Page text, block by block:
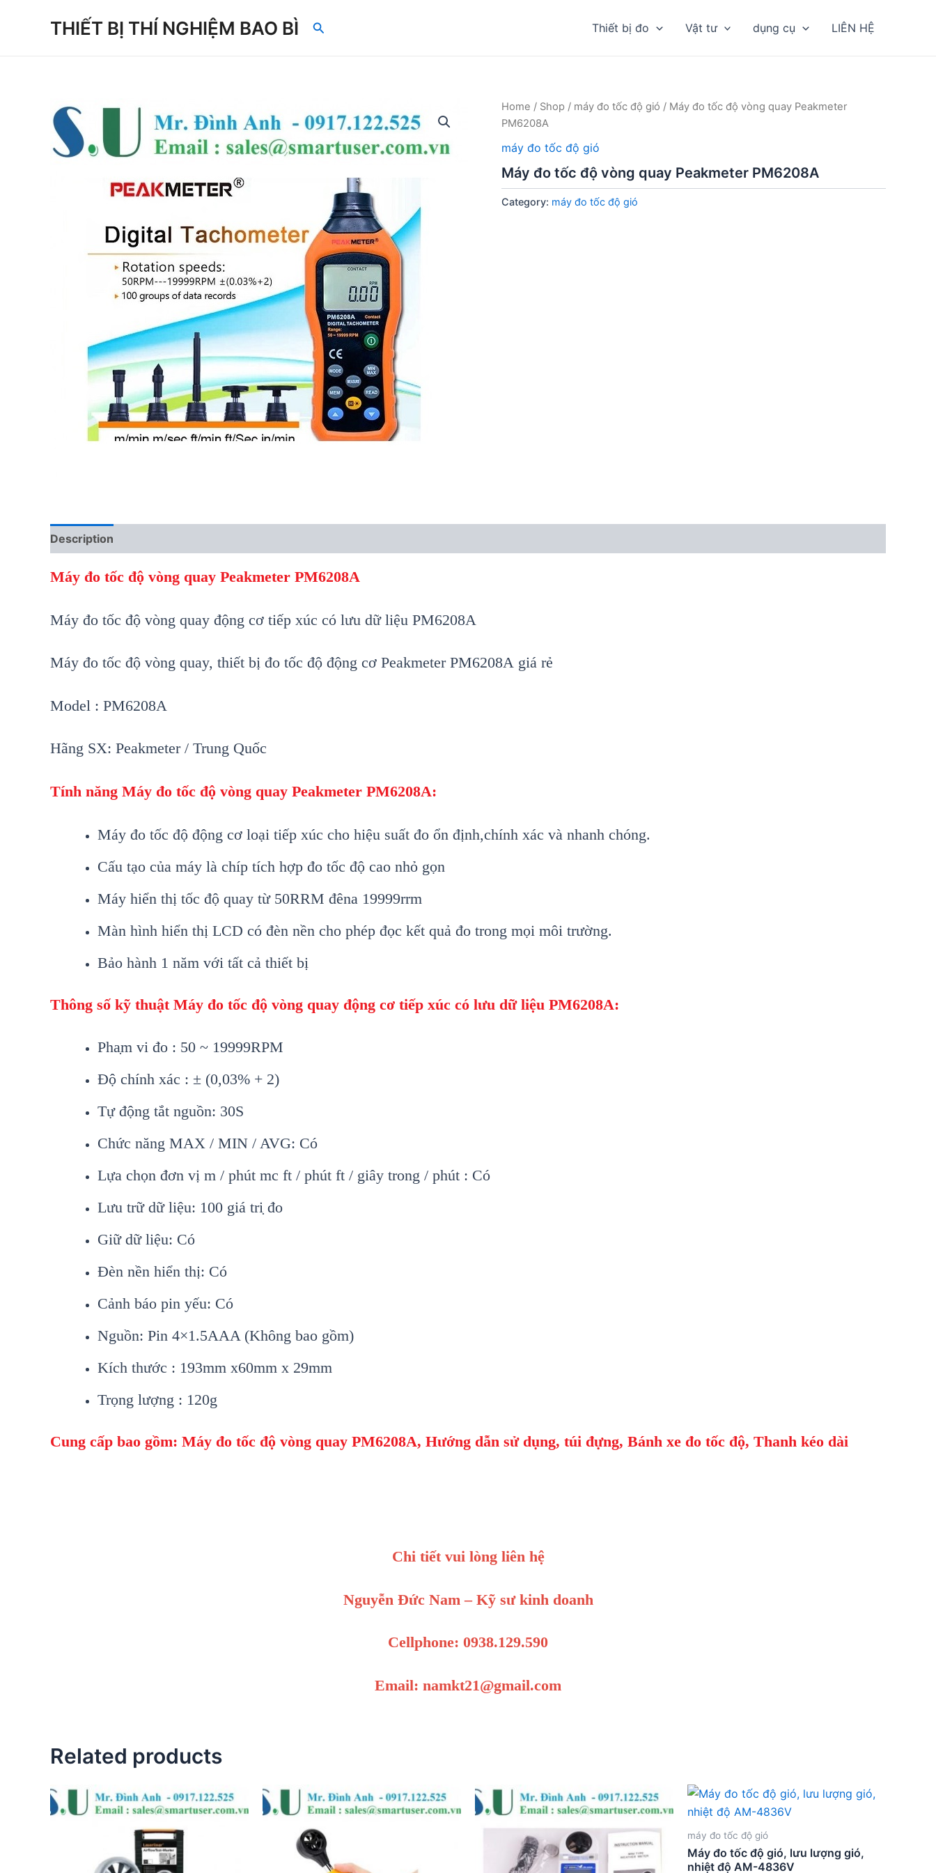
THIẾT BỊ THÍ NGHIỆM BAO BÌ Search Thiết bị đo Vật tư dụng cụ LIÊN HỆ
Home / Shop / máy đo tốc độ gió / Máy đo tốc độ vòng quay Peakmeter
PM6208A
máy đo tốc độ gió
Máy đo tốc độ vòng quay Peakmeter PM6208A
Category: máy đo tốc độ gió
Description
Máy đo tốc độ vòng quay Peakmeter PM6208A
Máy đo tốc độ vòng quay động cơ tiếp xúc có lưu dữ liệu PM6208A
Máy đo tốc độ vòng quay, thiết bị đo tốc độ động cơ Peakmeter PM6208A giá rẻ
Model : PM6208A
Hãng SX: Peakmeter / Trung Quốc
Tính năng Máy đo tốc độ vòng quay Peakmeter PM6208A:
Máy đo tốc độ động cơ loại tiếp xúc cho hiệu suất đo ổn định,chính xác và nhanh chóng.
Cấu tạo của máy là chíp tích hợp đo tốc độ cao nhỏ gọn
Máy hiển thị tốc độ quay từ 50RRM đêna 19999rrm
Màn hình hiển thị LCD có đèn nền cho phép đọc kết quả đo trong mọi môi trường.
Bảo hành 1 năm với tất cả thiết bị
Thông số kỹ thuật Máy đo tốc độ vòng quay động cơ tiếp xúc có lưu dữ liệu PM6208A:
Phạm vi đo : 50 ~ 19999RPM
Độ chính xác : ± (0,03% + 2)
Tự động tắt nguồn: 30S
Chức năng MAX / MIN / AVG: Có
Lựa chọn đơn vị m / phút mc ft / phút ft / giây trong / phút : Có
Lưu trữ dữ liệu: 100 giá tri đo
Giữ dữ liệu: Có
Đèn nền hiển thị: Có
Cảnh báo pin yếu: Có
Nguồn: Pin 4×1.5AAA (Không bao gồm)
Kích thước : 193mm x60mm x 29mm
Trọng lượng : 120g
Cung cấp bao gồm: Máy đo tốc độ vòng quay PM6208A, Hướng dẫn sử dụng, túi đựng, Bánh xe đo tốc độ, Thanh kéo dài
Chi tiết vui lòng liên hệ
Nguyễn Đức Nam – Kỹ sư kinh doanh
Cellphone: 0938.129.590
Email: namkt21@gmail.com
Related products
máy đo tốc độ gió
Máy đo tốc độ gió, lưu lượng gió,
nhiệt độ AM-4836V